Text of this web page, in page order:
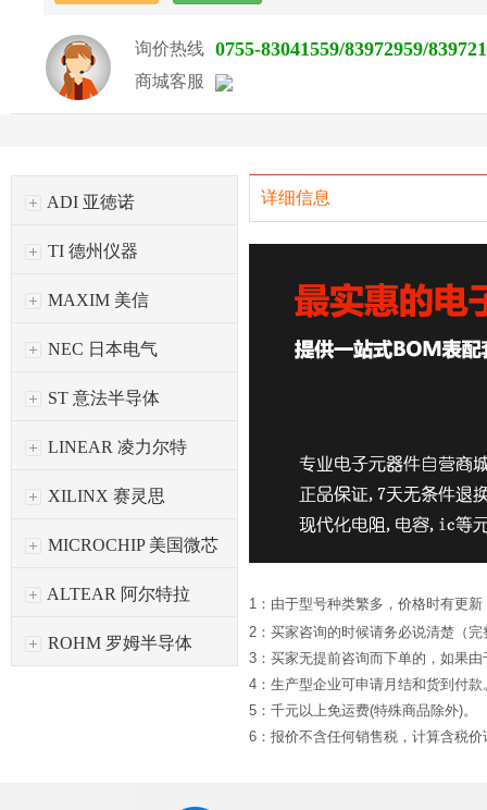
询价热线 0755-83041559/83972959/
商城客服
ADI 亚徳诺
TI 德州仪器
MAXIM 美信
NEC 日本电气
ST 意法半导体
LINEAR 凌力尔特
XILINX 赛灵思
MICROCHIP 美国微芯
ALTEAR 阿尔特拉
ROHM 罗姆半导体
详细信息
1：由于型号种类繁多，价格时有更
2：买家咨询的时候请务必说清楚（
3：买家无提前咨询而下单的，如果
4：生产型企业可申请月结和货到付款
5：千元以上免运费(特殊商品除外)。
6：报价不含任何销售税，计算含税价